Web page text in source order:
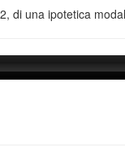
di una ipotetica